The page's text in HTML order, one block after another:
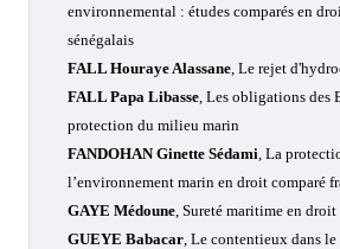
environnemental : études comparés en
sénégalais
FALL Houraye Alassane, Le rejet
FALL Papa Libasse, Les obligations des
protection du milieu marin
FANDOHAN Ginette Sédami, La
l’environnement marin en droit comparé
GAYE Médoune, Sureté maritime en
GUEYE Babacar, Le contentieux dans